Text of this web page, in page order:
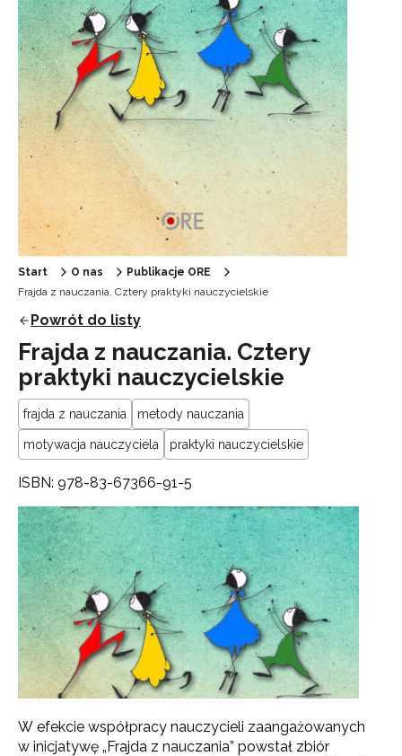
Start O nas
Publikacje ORE
Frajda z nauczania. Cztery praktyki nauczycielskie
Powrót do listy
Frajda z nauczania. Cztery
praktyki nauczycielskie
frajda z nauczania metody nauczania
motywacja nauczyciela praktyki nauczycielskie
ISBN: 978-83-67366-91-5
W efekcie współpracy nauczycieli zaangażowanych
w inicjatywę „Frajda z nauczania” powstał zbiór